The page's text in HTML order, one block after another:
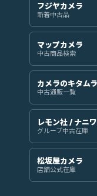
フジヤカメラ
新着中古品
マップカメラ
中古商品検索
カメラのキタムラ
中古通販一覧
レモン社 / ナニワ
グループ中古在庫
松坂屋カメラ
店舗公式在庫